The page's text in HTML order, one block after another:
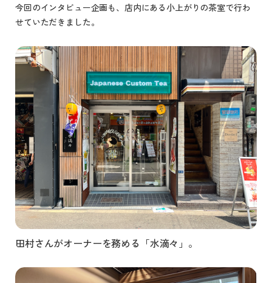
今回のインタビュー企画も、店内にある小上がりの茶室で行わ
せていただきました。
田村さんがオーナーを務める「水滴々」。